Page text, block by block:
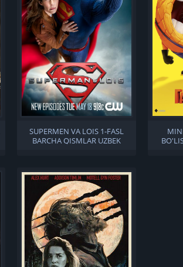
SUPERMEN VA LOIS 1-FASL
BARCHA QISMLAR UZBEK